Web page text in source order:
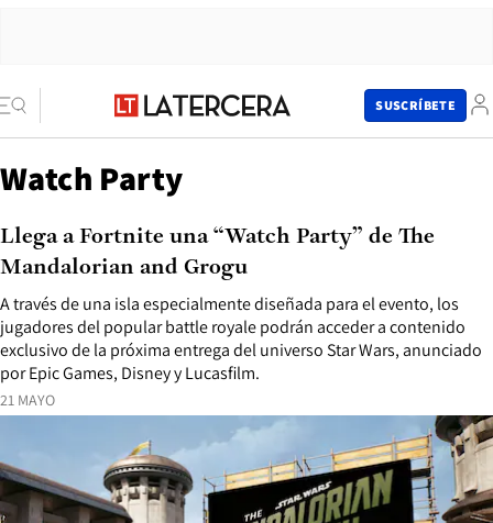
SUSCRÍBETE
Watch Party
21 MAYO
A través de una isla especialmente diseñada para el evento, los
jugadores del popular battle royale podrán acceder a contenido
exclusivo de la próxima entrega del universo Star Wars, anunciado
por Epic Games, Disney y Lucasfilm.
Llega a Fortnite una “Watch Party” de The
Mandalorian and Grogu